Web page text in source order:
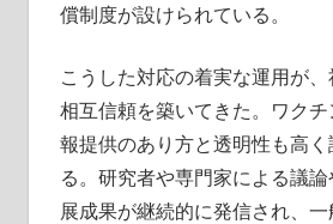
償制度が設けられている。
こうした対応の着実な運用が
相互信頼を築いてきた。ワク
報提供のあり方と透明性も高
る。研究者や専門家による議
展成果が継続的に発信され、